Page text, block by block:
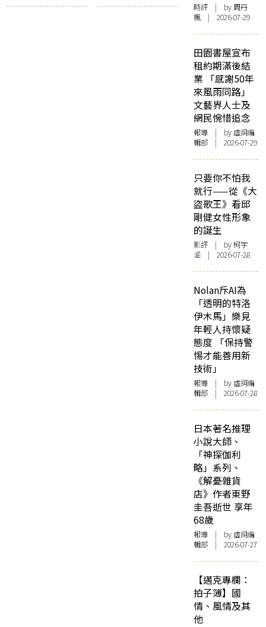
時評 | by周丹
楓 | 2026-07-29
田園書屋宣布
租約期滿後結
業 「感謝50年
來風雨同路」
文藝界人士及
網民惋惜追念
報導 | by 虛詞編
輯部 | 2026-07-29
只要你不怕我
就行——從《大
盜歌王》看邱
剛健女性形象
的誕生
影評 | by 柯宇
涵 | 2026-07-28
Nolan斥AI為
「透明的特洛
伊木馬」樂見
年輕人持懷疑
態度 「保持警
惕才能善用新
技術」
報導 | by 虛詞編
輯部 | 2026-07-28
日本著名推理
小說大師、
「神探伽利
略」系列、
《解憂雜貨
店》作者東野
圭吾逝世 享年
68歲
報導 | by 虛詞編
輯部 | 2026-07-27
【邁克專欄：
拍子簿】國
情、風情及其
他